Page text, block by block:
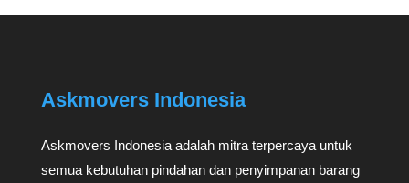
Askmovers Indonesia
Askmovers Indonesia adalah mitra terpercaya untuk
semua kebutuhan pindahan dan penyimpanan barang